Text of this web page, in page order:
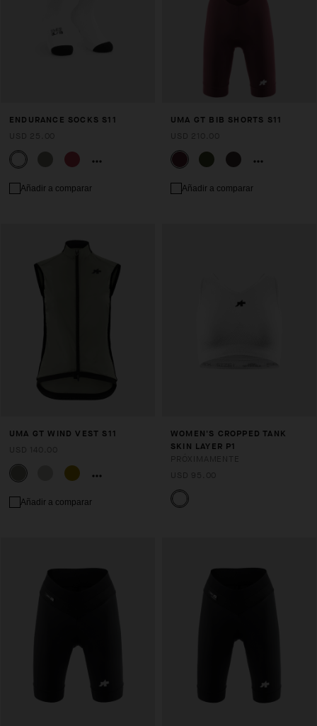
ENDURANCE SOCKS S11
Añadir a comparar
UMA GT BIB SHORTS S11
Añadir a comparar
UMA GT WIND VEST S11
Añadir a comparar
WOMEN'S CROPPED TANK
SKIN LAYER P1